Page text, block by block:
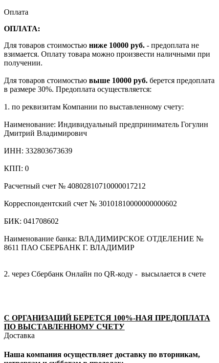
Оплата
ОПЛАТА:
Для товаров стоимостью ниже 10000 руб. - предоплата не
взимается. Оплату товара можно произвести наличными при
получении.
Для товаров стоимостью выше 10000 руб. берется предоплата
в размере 30%. Предоплата осуществляется:
1. по реквизитам Компании по выставленному счету:
Наименование: Индивидуальный предприниматель Гогулин
Дмитрий Владимирович
ИНН: 332803673639
КПП: 0
Расчетный счет № 40802810710000017212
Корреспондентский счет № 30101810000000000602
БИК: 041708602
Наименование банка: ВЛАДИМИРСКОЕ ОТДЕЛЕНИЕ №
8611 ПАО СБЕРБАНК Г. ВЛАДИМИР
2. через Сбербанк Онлайн по QR-коду - высылается в счете
С ОРГАНИЗАЦИЙ БЕРЕТСЯ 100%-НАЯ ПРЕДОПЛАТА
ПО ВЫСТАВЛЕННОМУ СЧЕТУ
Доставка
Наша компания осуществляет доставку по вторникам,